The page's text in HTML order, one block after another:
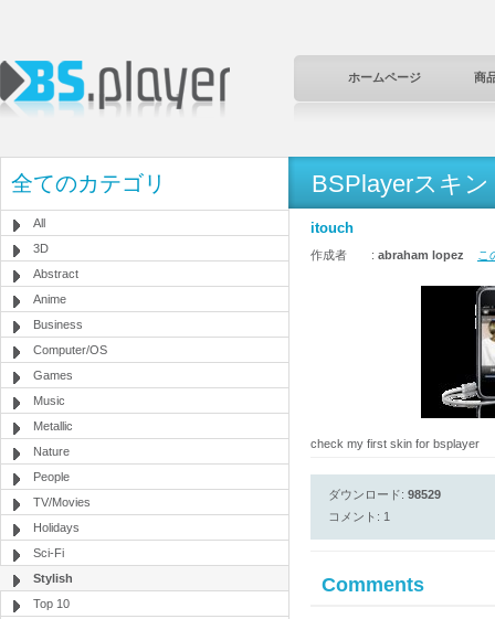
ホームページ 商
全てのカテゴリ
All
3D
Abstract
Anime
Business
Computer/OS
Games
Music
Metallic
Nature
People
TV/Movies
Holidays
Sci-Fi
Stylish
Top 10
BSPlayerスキン
itouch
作成者 : abraham lopez こ
check my first skin for bsplayer
ダウンロード: 98529
コメント: 1
Comments